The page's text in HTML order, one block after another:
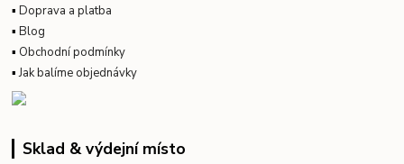
▪Doprava a platba
▪Blog
▪ Obchodní podmínky
▪Jak balíme objednávky
Sklad & výdejní místo